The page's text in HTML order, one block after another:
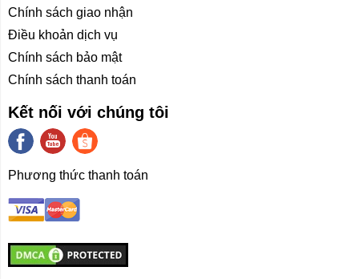
Chính sách giao nhận
Điều khoản dịch vụ
Chính sách bảo mật
Chính sách thanh toán
Kết nối với chúng tôi
Phương thức thanh toán